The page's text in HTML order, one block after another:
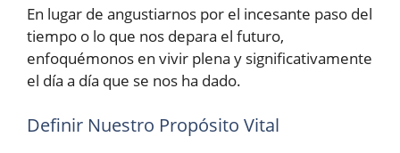
En lugar de angustiarnos por el incesante paso del
tiempo o lo que nos depara el futuro,
enfoquémonos en vivir plena y significativamente
el día a día que se nos ha dado.
Definir Nuestro Propósito Vital